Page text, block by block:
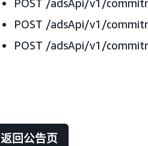
POST /adsApi/v1/
POST /adsApi/v1/
POST /adsApi/v1/
返回公告页